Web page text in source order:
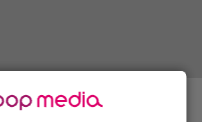
superpäivä –